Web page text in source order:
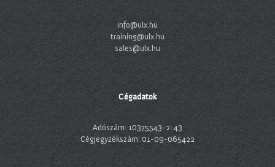
info@ulx.hu
training@ulx.hu
sales@ulx.hu
Cégadatok
Adószám: 10375543-2-43
Cégjegyzékszám: 01-09-065422